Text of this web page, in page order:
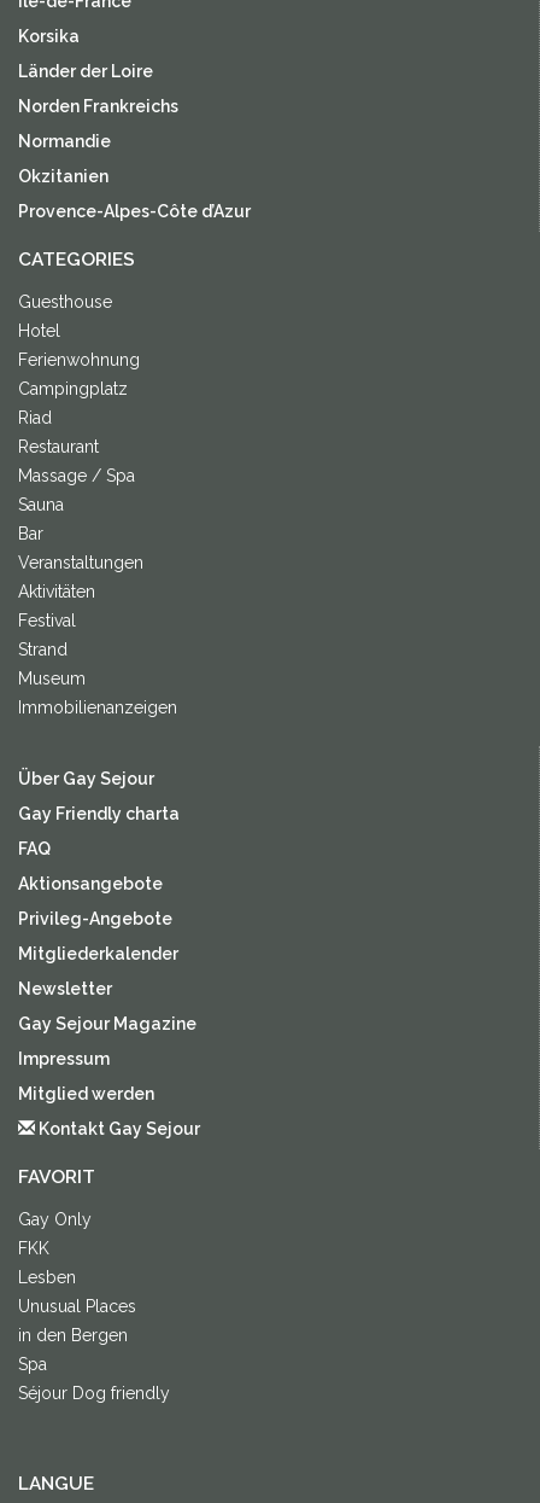
Korsika
Länder der Loire
Norden Frankreichs
Normandie
Okzitanien
Provence-Alpes-Côte d’Azur
CATEGORIES
Guesthouse
Hotel
Ferienwohnung
Campingplatz
Riad
Restaurant
Massage / Spa
Sauna
Bar
Veranstaltungen
Aktivitäten
Festival
Strand
Museum
Immobilienanzeigen
Über Gay Sejour
Gay Friendly charta
FAQ
Aktionsangebote
Privileg-Angebote
Mitgliederkalender
Newsletter
Gay Sejour Magazine
Impressum
Mitglied werden
Kontakt Gay Sejour
FAVORIT
Gay Only
FKK
Lesben
Unusual Places
in den Bergen
Spa
Séjour Dog friendly
LANGUE